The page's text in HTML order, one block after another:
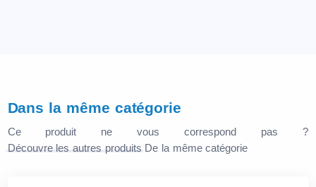
Dans la même catégorie
Ce produit ne vous correspond pas ?
Découvre les autres produits De la même catégorie